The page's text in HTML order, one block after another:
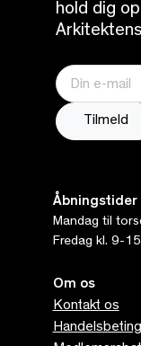
hold dig
Åbningstider
Mandag til
Fredag kl. 9-15
Om os
Kontakt os